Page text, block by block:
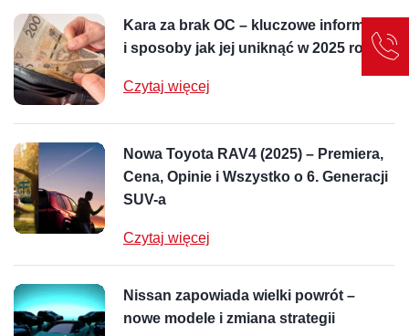
Kara za brak OC – kluczowe informacje
i sposoby jak jej uniknąć w 2025 roku
Czytaj więcej
Nowa Toyota RAV4 (2025) – Premiera,
Cena, Opinie i Wszystko o 6. Generacji
SUV-a
Czytaj więcej
Nissan zapowiada wielki powrót –
nowe modele i zmiana strategii